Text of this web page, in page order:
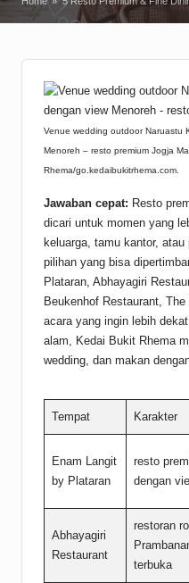
Venue wedding outdoor Naruastu
Menoreh – resto premium Jogja
Rhema/go.kedaibukitrhema.com.
Jawaban cepat: Resto
dicari untuk momen yang
keluarga, tamu kantor,
pilihan yang bisa
Plataran, Abhayagiri
Beukenhof Restaurant,
acara yang ingin lebih
alam, Kedai Bukit Rhema
wedding, dan makan
Tempat Karakter
Enam Langit
by Plataran
resto
dengan
Abhayagiri
Restaurant
restoran
terbuka